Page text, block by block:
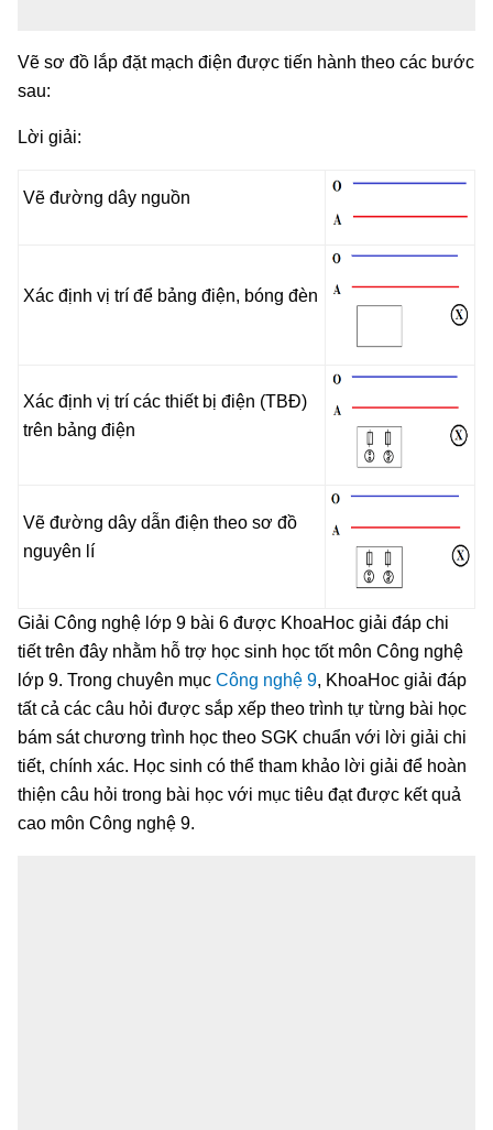
Vẽ sơ đồ lắp đặt mạch điện được tiến hành theo các bước
sau:
Lời giải:
Vẽ đường dây nguồn
Xác định vị trí để bảng điện, bóng đèn
Xác định vị trí các thiết bị điện (TBĐ)
trên bảng điện
Vẽ đường dây dẫn điện theo sơ đồ
nguyên lí
Giải Công nghệ lớp 9 bài 6 được KhoaHoc giải đáp chi
tiết trên đây nhằm hỗ trợ học sinh học tốt môn Công nghệ
lớp 9. Trong chuyên mục Công nghệ 9, KhoaHoc giải đáp
tất cả các câu hỏi được sắp xếp theo trình tự từng bài học
bám sát chương trình học theo SGK chuẩn với lời giải chi
tiết, chính xác. Học sinh có thể tham khảo lời giải để hoàn
thiện câu hỏi trong bài học với mục tiêu đạt được kết quả
cao môn Công nghệ 9.